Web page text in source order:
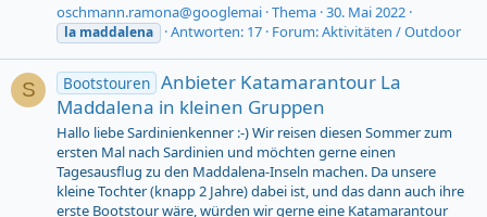
oschmann.ramona@googlemai Thema 30. Mai 2022
la maddalena Antworten: 17 Forum:Aktivitäten / Outdoor
S Bootstouren Anbieter Katamarantour La
Maddalena in kleinen Gruppen
Hallo liebe Sardinienkenner :-) Wir reisen diesen Sommer zum
ersten Mal nach Sardinien und möchten gerne einen
Tagesausflug zu den Maddalena-Inseln machen. Da unsere
kleine Tochter (knapp 2 Jahre) dabei ist, und das dann auch ihre
erste Bootstour wäre, würden wir gerne eine Katamarantour